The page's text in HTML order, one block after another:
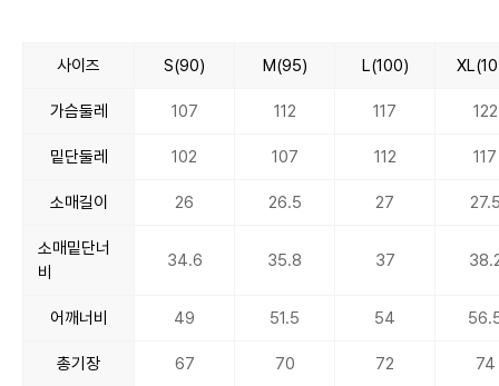
사이즈 S(90) M(95) L(100)
가슴둘레 107 112 117 122
밑단둘레 102 107 112 117
소매길이 26 26.5 27
소매밑단너
비
34.6 35.8 37
어깨너비 49 51.5 54
총기장 67 70 72 74